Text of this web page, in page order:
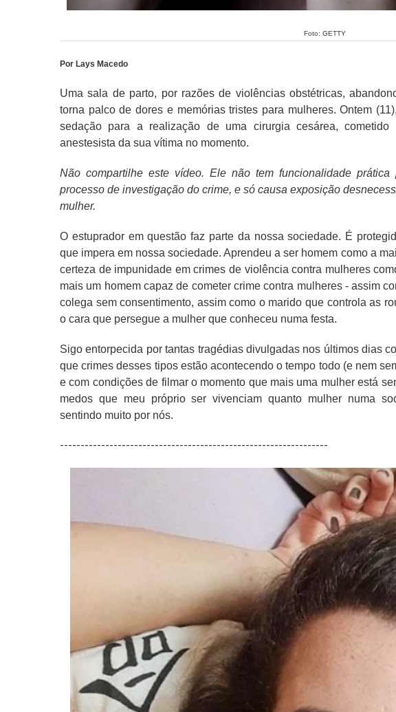
Foto: GETTY
Por Lays Macedo
Uma sala de parto, por razões de violências obstétricas,
torna palco de dores e memórias tristes para mulheres. Ontem
sedação para a realização de uma cirurgia cesárea,
anestesista da sua vítima no momento.
Não compartilhe este vídeo. Ele não tem funcionalidade
processo de investigação do crime, e só causa exposição
mulher.
O estuprador em questão faz parte da nossa sociedade. É
que impera em nossa sociedade. Aprendeu a ser homem como a
certeza de impunidade em crimes de violência contra mulheres
mais um homem capaz de cometer crime contra mulheres - assim
colega sem consentimento, assim como o marido que controla as
o cara que persegue a mulher que conheceu numa festa.
Sigo entorpecida por tantas tragédias divulgadas nos últimos dias
que crimes desses tipos estão acontecendo o tempo todo (e nem
e com condições de filmar o momento que mais uma mulher está
medos que meu próprio ser vivenciam quanto mulher numa
sentindo muito por nós.
-----------------------------------------------------------------